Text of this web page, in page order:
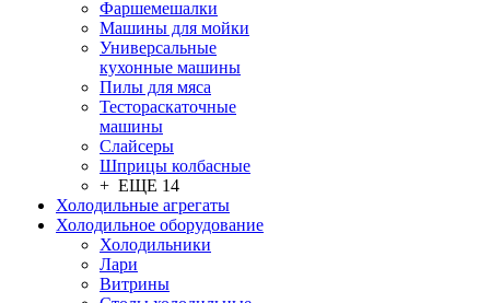
Фаршемешалки
Машины для мойки
Универсальные
кухонные машины
Пилы для мяса
Тестораскаточные
машины
Слайсеры
Шприцы колбасные
+ ЕЩЕ 14
Холодильные агрегаты
Холодильное оборудование
Холодильники
Лари
Витрины